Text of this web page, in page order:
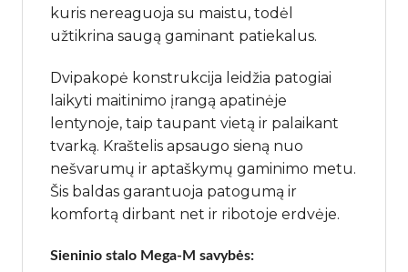
kuris nereaguoja su maistu, todėl
užtikrina saugą gaminant patiekalus.
Dvipakopė konstrukcija leidžia patogiai
laikyti maitinimo įrangą apatinėje
lentynoje, taip taupant vietą ir palaikant
tvarką. Kraštelis apsaugo sieną nuo
nešvarumų ir aptaškymų gaminimo metu.
Šis baldas garantuoja patogumą ir
komfortą dirbant net ir ribotoje erdvėje.
Sieninio stalo Mega-M savybės: